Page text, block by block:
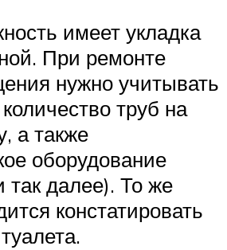
имеет укладка
При ремонте
нужно учитывать
труб на
а также
оборудование
так далее). То же
констатировать